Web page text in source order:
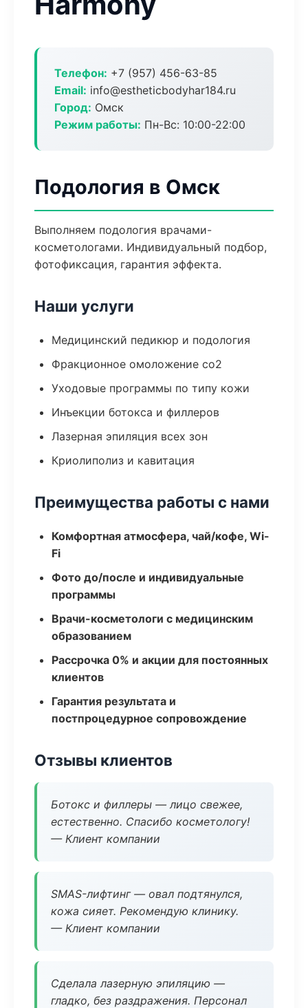
Телефон: +7 (957) 456-63-85
Email: info@estheticbodyhar184.ru
Город: Омск
Режим работы: Пн-Вс: 10:00-22:00
Подология в Омск
Выполняем подология врачами-
косметологами. Индивидуальный подбор,
фотофиксация, гарантия эффекта.
Наши услуги
Медицинский педикюр и подология
Фракционное омоложение co2
Уходовые программы по типу кожи
Инъекции ботокса и филлеров
Лазерная эпиляция всех зон
Криолиполиз и кавитация
Преимущества работы с нами
Комфортная атмосфера, чай/кофе, Wi-
Fi
Фото до/после и индивидуальные
программы
Врачи-косметологи с медицинским
образованием
Рассрочка 0% и акции для постоянных
клиентов
Гарантия результата и
постпроцедурное сопровождение
Отзывы клиентов
Ботокс и филлеры — лицо свежее,
естественно. Спасибо косметологу!
— Клиент компании
SMAS-лифтинг — овал подтянулся,
кожа сияет. Рекомендую клинику.
— Клиент компании
Сделала лазерную эпиляцию —
гладко, без раздражения. Персонал